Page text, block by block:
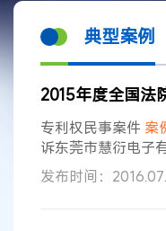
典型案例
2015年度全国法
专利权民事案件 案
诉东莞市慧衍电子
纷案 外观设计专利
案号：（2015）粤
发布时间：